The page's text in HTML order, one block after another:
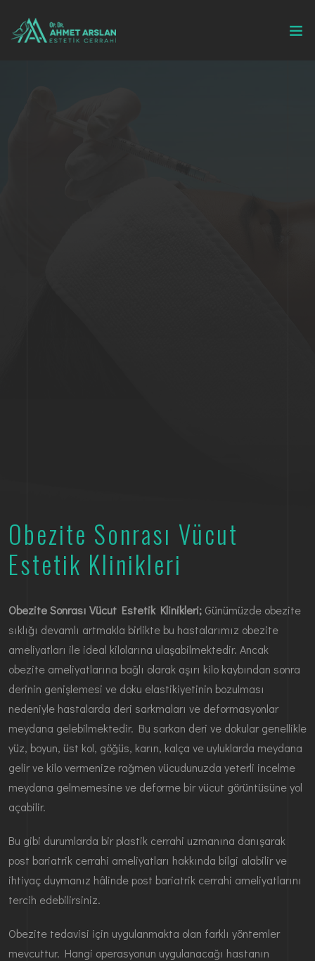
Obezite Sonrası Vücut
Estetik Klinikleri
Obezite Sonrası Vücut Estetik Klinikleri; Günümüzde obezite
sıklığı devamlı artmakla birlikte bu hastalarımız obezite
ameliyatları ile ideal kilolarına ulaşabilmektedir. Ancak
obezite ameliyatlarına bağlı olarak aşırı kilo kaybından sonra
derinin genişlemesi ve doku elastikiyetinin bozulması
nedeniyle hastalarda deri sarkmaları ve deformasyonlar
meydana gelebilmektedir. Bu sarkan deri ve dokular genellikle
yüz, boyun, üst kol, göğüs, karın, kalça ve uyluklarda meydana
gelir ve kilo vermenize rağmen vücudunuzda yeterli incelme
meydana gelmemesine ve deforme bir vücut görüntüsüne yol
açabilir.
Bu gibi durumlarda bir plastik cerrahi uzmanına danışarak
post bariatrik cerrahi ameliyatları hakkında bilgi alabilir ve
ihtiyaç duymanız hâlinde post bariatrik cerrahi ameliyatlarını
tercih edebilirsiniz.
Obezite tedavisi için uygulanmakta olan farklı yöntemler
mevcuttur. Hangi operasyonun uygulanacağı hastanın